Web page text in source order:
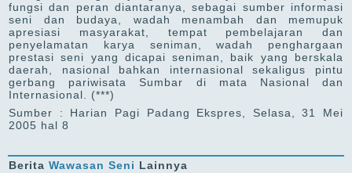
fungsi dan peran diantaranya, sebagai sumber informasi
seni dan budaya, wadah menambah dan memupuk
apresiasi masyarakat, tempat pembelajaran dan
penyelamatan karya seniman, wadah penghargaan
prestasi seni yang dicapai seniman, baik yang berskala
daerah, nasional bahkan internasional sekaligus pintu
gerbang pariwisata Sumbar di mata Nasional dan
Internasional. (***)
Sumber : Harian Pagi Padang Ekspres, Selasa, 31 Mei
2005 hal 8
Berita Wawasan Seni Lainnya